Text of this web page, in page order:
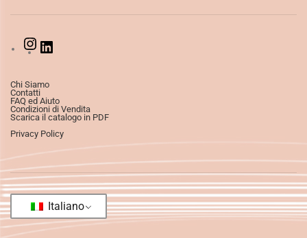
Chi Siamo
Contatti
FAQ ed Aiuto
Condizioni di Vendita
Scarica il catalogo in PDF
Privacy Policy
Italiano